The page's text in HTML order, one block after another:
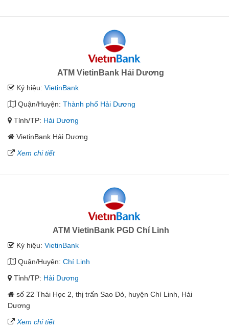
ATM VietinBank Hải Dương
Ký hiệu: VietinBank
Quận/Huyện: Thành phố Hải Dương
Tỉnh/TP: Hải Dương
VietinBank Hải Dương
Xem chi tiết
ATM VietinBank PGD Chí Linh
Ký hiệu: VietinBank
Quận/Huyện: Chí Linh
Tỉnh/TP: Hải Dương
số 22 Thái Học 2, thị trấn Sao Đỏ, huyện Chí Linh, Hải
Dương
Xem chi tiết